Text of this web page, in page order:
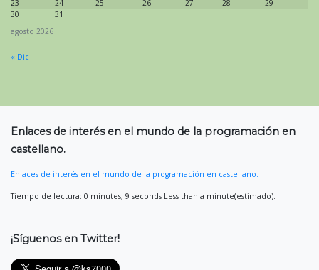
agosto 2026
23
24 25 26 27 28
29
30
31
« Dic
Enlaces de interés en el mundo de la programación en
castellano.
Enlaces de interés en el mundo de la programación en castellano.
Tiempo de lectura: 0 minutes, 9 seconds Less than a minute(estimado).
¡Síguenos en Twitter!